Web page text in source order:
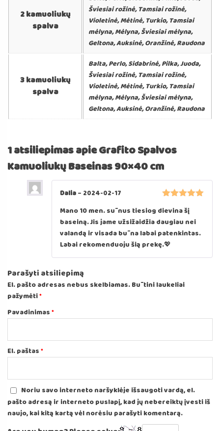
2 kamuoliukų
spalva
Šviesiai rožinė, Tamsiai rožinė,
Violetinė, Mėtinė, Turkio, Tamsiai
mėlyna, Mėlyna, Šviesiai mėlyna,
Geltona, Auksinė, Oranžinė, Raudona
3 kamuoliukų
spalva
Balta, Perlo, Sidabrinė, Pilka, Juoda,
Šviesiai rožinė, Tamsiai rožinė,
Violetinė, Mėtinė, Turkio, Tamsiai
mėlyna, Mėlyna, Šviesiai mėlyna,
Geltona, Auksinė, Oranžinė, Raudona
1 atsiliepimas apieGrafito Spalvos
Kamuoliukų Baseinas 90×40 cm
5iš 5
Dalia– 2024-02-17
Mano 10 men. sūnus tiesiog dievina šį
baseiną. Jis jame užsižaidžia daugiau nei
valandą ir visada būna labai patenkintas.
Labai rekomenduoju šią prekę.💖
Parašyti atsiliepimą
El. pašto adresas nebus skelbiamas.Būtini laukeliai
pažymėti*
Pavadinimas*
El. paštas*
Noriu savo interneto naršyklėje išsaugoti vardą, el.
pašto adresą ir interneto puslapį, kad jų nebereiktų įvesti iš
naujo, kai kitą kartą vėl norėsiu parašyti komentarą.